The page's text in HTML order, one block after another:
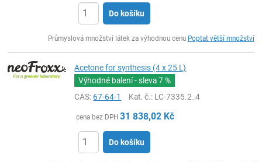
Do košíku
Průmyslová množství látek za výhodnou cenu Poptat větší množství
Acetone for synthesis (4 x 25 L)
Výhodné balení - sleva7 %
CAS:67-64-1 Kat. č.: LC-7335.2_4
cena bez DPH 31 838,02 Kč
Do košíku